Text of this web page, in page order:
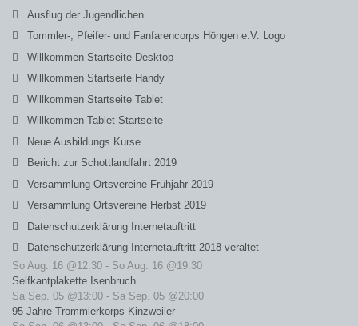
Ausflug der Jugendlichen
Tommler-, Pfeifer- und Fanfarencorps Höngen e.V. Logo
Willkommen Startseite Desktop
Willkommen Startseite Handy
Willkommen Startseite Tablet
Willkommen Tablet Startseite
Neue Ausbildungs Kurse
Bericht zur Schottlandfahrt 2019
Versammlung Ortsvereine Frühjahr 2019
Versammlung Ortsvereine Herbst 2019
Datenschutzerklärung Internetauftritt
Datenschutzerklärung Internetauftritt 2018 veraltet
So Aug. 16 @12:30 - So Aug. 16 @19:30
Selfkantplakette Isenbruch
Sa Sep. 05 @13:00 - Sa Sep. 05 @20:00
95 Jahre Trommlerkorps Kinzweiler